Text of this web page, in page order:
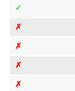
✓
✗
✗
✗
✗